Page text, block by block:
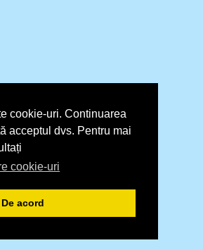
cookie-uri. Continuarea
acceptul dvs. Pentru mai
cookie-uri
De acord